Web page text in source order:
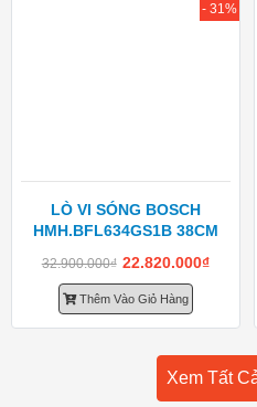
LÒ VI SÓNG BOSCH
HMH.BFL634GS1B 38CM
32.900.000₫ 22.820.000₫
Thêm Vào Giỏ Hàng
- 31%
Xem Tất